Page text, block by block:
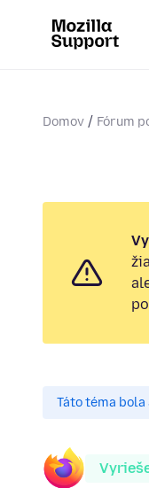
Domov Fórum
Táto téma